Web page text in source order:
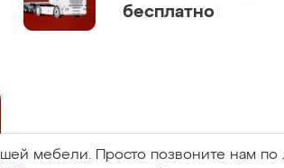
бесплатно
мебели. Просто позвоните нам